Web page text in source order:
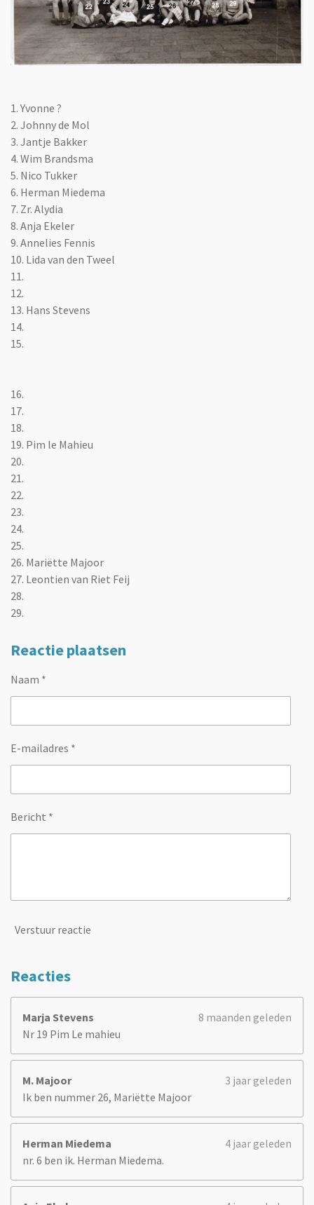
1. Yvonne ?
2. Johnny de Mol
3. Jantje Bakker
4. Wim Brandsma
5. Nico Tukker
6. Herman Miedema
7. Zr. Alydia
8. Anja Ekeler
9. Annelies Fennis
10. Lida van den Tweel
11.
12.
13. Hans Stevens
14.
15.
16.
17.
18.
19. Pim le Mahieu
20.
21.
22.
23.
24.
25.
26. Mariëtte Majoor
27. Leontien van Riet Feij
28.
29.
Reactie plaatsen
Naam *
E-mailadres *
Bericht *
Verstuur reactie
Reacties
Marja Stevens
8 maanden geleden
Nr 19 Pim Le mahieu
M. Majoor
3 jaar geleden
Ik ben nummer 26, Mariëtte Majoor
Herman Miedema
4 jaar geleden
nr. 6 ben ik. Herman Miedema.